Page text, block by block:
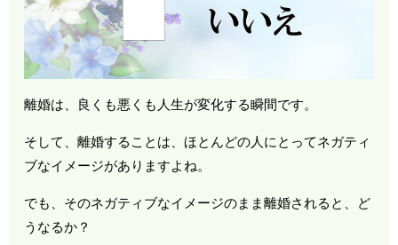
離婚は、良くも悪くも人生が変化する瞬間です。
そして、離婚することは、ほとんどの人にとってネガティ
ブなイメージがありますよね。
でも、そのネガティブなイメージのまま離婚されると、ど
うなるか？